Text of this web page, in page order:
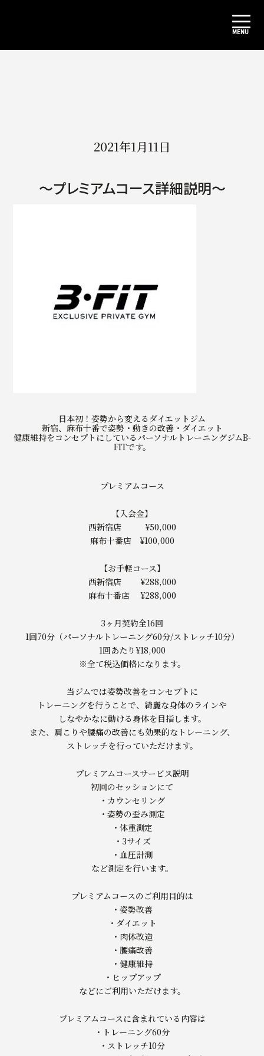
2021年1月11日
〜プレミアムコース詳細説明〜
日本初！姿勢から変えるダイエットジム
新宿、麻布十番で姿勢・動きの改善・ダイエット
健康維持をコンセプトにしているパーソナルトレーニングジムB-
FITです。
プレミアムコース
【入会金】
西新宿店 ¥50,000
麻布十番店 ¥100,000
【お手軽コース】
西新宿店 ¥288,000
麻布十番店 ¥288,000
3ヶ月契約全16回
1回70分（パーソナルトレーニング60分/ストレッチ10分）
1回あたり¥18,000
※全て税込価格になります。
当ジムでは姿勢改善をコンセプトに
トレーニングを行うことで、綺麗な身体のラインや
しなやかなに動ける身体を目指します。
また、肩こりや腰痛の改善にも効果的なトレーニング、
ストレッチを行っていただけます。
プレミアムコースサービス説明
初回のセッションにて
・カウンセリング
・姿勢の歪み測定
・体重測定
・3サイズ
・血圧計測
など測定を行います。
プレミアムコースのご利用目的は
・姿勢改善
・ダイエット
・肉体改造
・腰痛改善
・健康維持
・ヒップアップ
などにご利用いただけます。
プレミアムコースに含まれている内容は
・トレーニング60分
・ストレッチ10分